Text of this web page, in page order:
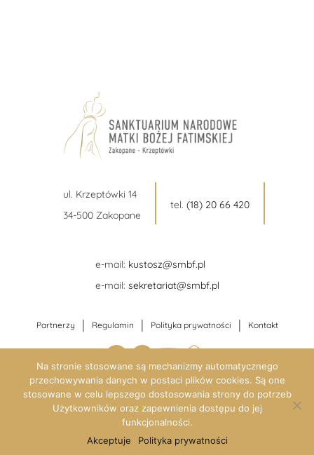
ul. Krzeptówki 14
34-500 Zakopane
tel. (18) 20 66 420
e-mail: kustosz@smbf.pl
e-mail: sekretariat@smbf.pl
Partnerzy | Regulamin | Polityka prywatności | Kontakt
Na stronie stosowane są mechanizmy automatycznego
przechowywania danych w postaci plików cookies. Są one
stosowane w celu lepszego dostosowania strony do potrzeb
Użytkowników oraz zapewnienia dostępu do jej
funkcjonalności.
Akceptuje
Polityka prywatności